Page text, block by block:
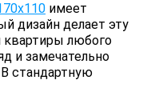
имеет
дизайн делает эту
квартиры любого
и замечательно
стандартную